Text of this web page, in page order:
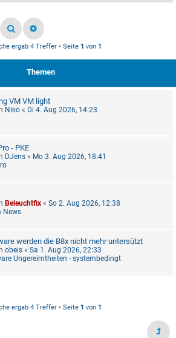
ergab 4 Treffer • Seite 1 von 1
Themen
VM VM light
Niko « Di 4. Aug 2026, 14:23
- PKE
DJens « Mo 3. Aug 2026, 18:41
Beleuchtfix « So 2. Aug 2026, 12:38
News
werden die B8x nicht mehr untersützt
obeis « Sa 1. Aug 2026, 22:33
Ungereimtheiten - systembedingt
ergab 4 Treffer • Seite 1 von 1